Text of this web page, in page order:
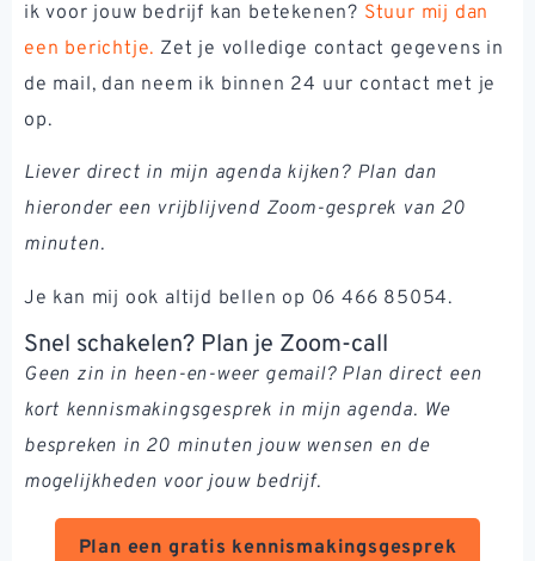
ik voor jouw bedrijf kan betekenen? Stuur mij dan
een berichtje. Zet je volledige contact gegevens in
de mail, dan neem ik binnen 24 uur contact met je
op.
Liever direct in mijn agenda kijken? Plan dan
hieronder een vrijblijvend Zoom-gesprek van 20
minuten.
Je kan mij ook altijd bellen op 06 466 85054.
Snel schakelen? Plan je Zoom-call
Geen zin in heen-en-weer gemail? Plan direct een
kort kennismakingsgesprek in mijn agenda. We
bespreken in 20 minuten jouw wensen en de
mogelijkheden voor jouw bedrijf.
Plan een gratis kennismakingsgesprek